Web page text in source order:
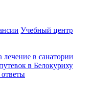
Учебный центр
в санатории
в Белокуриху